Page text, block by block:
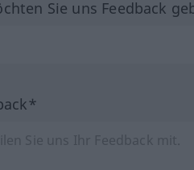
Sie uns Feedback